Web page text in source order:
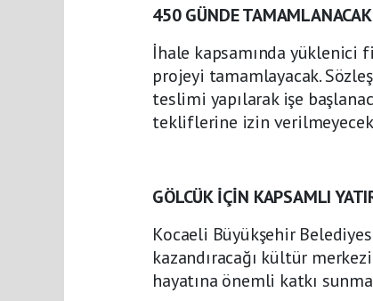
450 GÜNDE TAMAMLANACAK
İhale kapsamında
projeyi tamamlayacak.
teslimi yapılarak işe
tekliflerine izin
GÖLCÜK İÇİN KAPSAMLI
Kocaeli Büyükşehir
kazandıracağı kültür
hayatına önemli katkı